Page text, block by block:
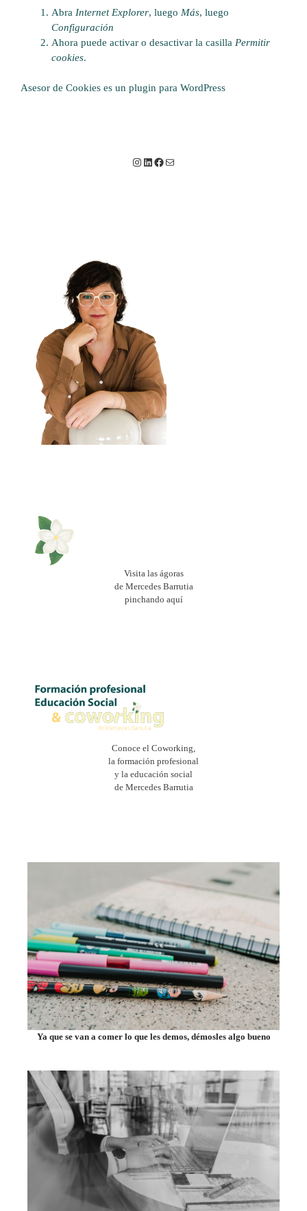
Abra Internet Explorer, luego Más, luego
Configuración
Ahora puede activar o desactivar la casilla Permitir
cookies.
Asesor de Cookies es un plugin para WordPress
Instagram
LinkedIn
Facebook
Correo electrónico
Visita las ágoras
de Mercedes Barrutia
pinchando aquí
Conoce el Coworking,
la formación profesional
y la educación social
de Mercedes Barrutia
Ya que se van a comer lo que les demos, démosles algo bueno